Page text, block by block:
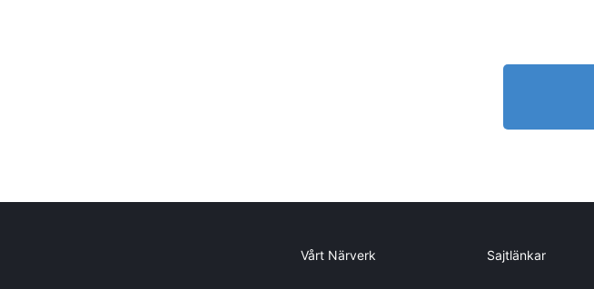
Vårt Närverk Sajtlänkar